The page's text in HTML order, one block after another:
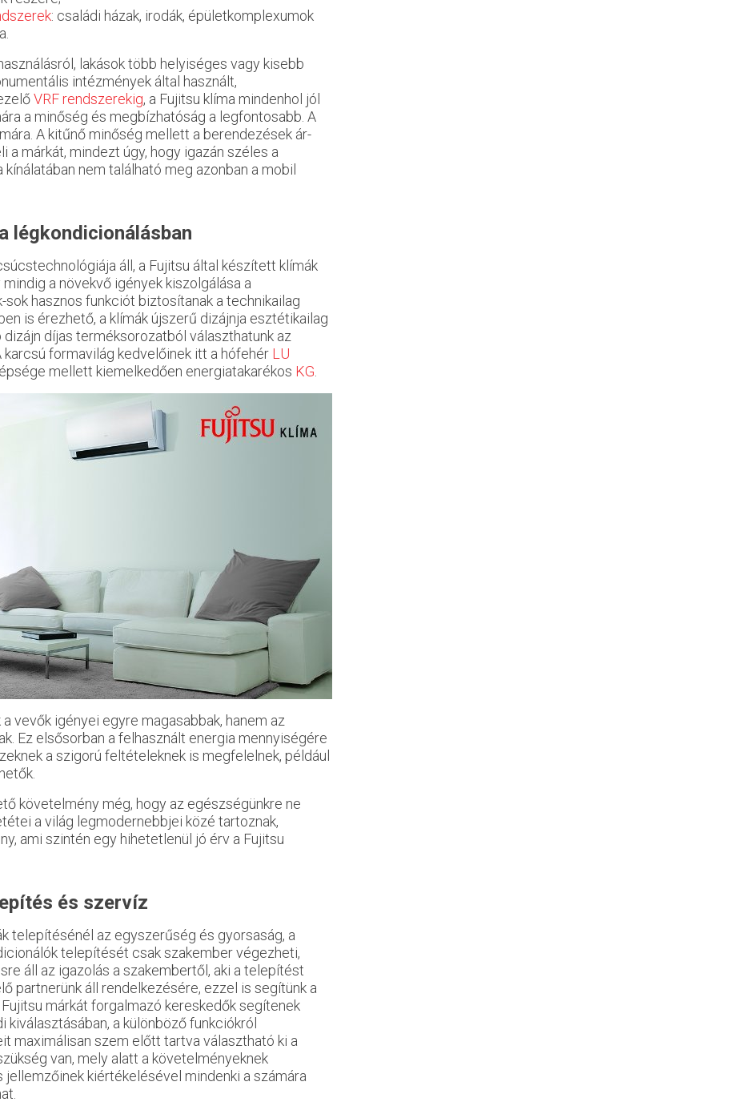
: családi házak, irodák, épületkomplexumok
lakások több helyiséges vagy kisebb
intézmények által használt,
VRF rendszerekig, a Fujitsu klíma mindenhol jól
a minőség és megbízhatóság a legfontosabb. A
A kitűnő minőség mellett a berendezések ár-
a márkát, mindezt úgy, hogy igazán széles a
nem található meg azonban a mobil
légkondicionálásban
áll, a Fujitsu által készített klímák
a növekvő igények kiszolgálása a
hasznos funkciót biztosítanak a technikailag
is érezhető, a klímák újszerű dizájnja esztétikailag
díjas terméksorozatból választhatunk az
formavilág kedvelőinek itt a hófehér LU
mellett kiemelkedően energiatakarékos KG
vevők igényei egyre magasabbak, hanem az
Ez elsősorban a felhasznált energia mennyiségére
a szigorú feltételeknek is megfelelnek, például
követelmény még, hogy az egészségünkre ne
a világ legmodernebbjei közé tartoznak,
ami szintén egy hihetetlenül jó érv a Fujitsu
és szervíz
telepítésénél az egyszerűség és gyorsaság, a
telepítését csak szakember végezheti,
áll az igazolás a szakembertől, aki a telepítést
partnerünk áll rendelkezésére, ezzel is segítünk a
márkát forgalmazó kereskedők segítenek
a különböző funkciókról
maximálisan szem előtt tartva választható ki a
van, mely alatt a követelményeknek
kiértékelésével mindenki a számára